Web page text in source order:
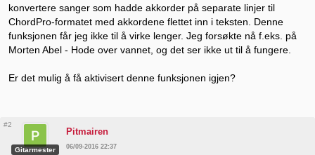
konvertere sanger som hadde akkorder på separate linjer til
ChordPro-formatet med akkordene flettet inn i teksten. Denne
funksjonen får jeg ikke til å virke lenger. Jeg forsøkte nå f.eks. på
Morten Abel - Hode over vannet, og det ser ikke ut til å fungere.
Er det mulig å få aktivisert denne funksjonen igjen?
#2
Gitarmester
Pitmairen
06/09-2016 22:37